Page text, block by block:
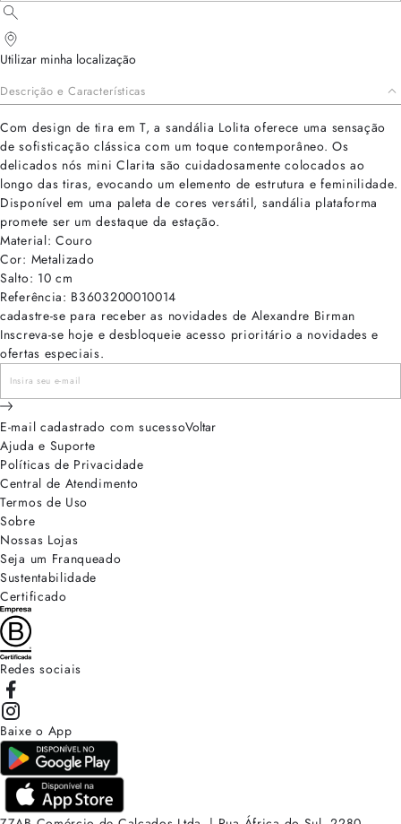
Utilizar minha localização
Descrição e Características
Com design de tira em T, a sandália Lolita oferece uma sensação
de sofisticação clássica com um toque contemporâneo. Os
delicados nós mini Clarita são cuidadosamente colocados ao
longo das tiras, evocando um elemento de estrutura e feminilidade.
Disponível em uma paleta de cores versátil, sandália plataforma
promete ser um destaque da estação.
Material: Couro
Cor: Metalizado
Salto: 10 cm
Referência: B3603200010014
cadastre-se para receber as novidades de Alexandre Birman
Inscreva-se hoje e desbloqueie acesso prioritário a novidades e
ofertas especiais.
E-mail cadastrado com sucessoVoltar
Ajuda e Suporte
Políticas de Privacidade
Central de Atendimento
Termos de Uso
Sobre
Nossas Lojas
Seja um Franqueado
Sustentabilidade
Certificado
Redes sociais
Baixe o App